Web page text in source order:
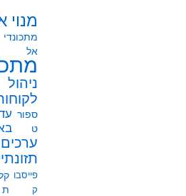
מנוי
מתכונדי
אל
ניהול
ספור
ט
ערכים
פייסבו
ק
ת